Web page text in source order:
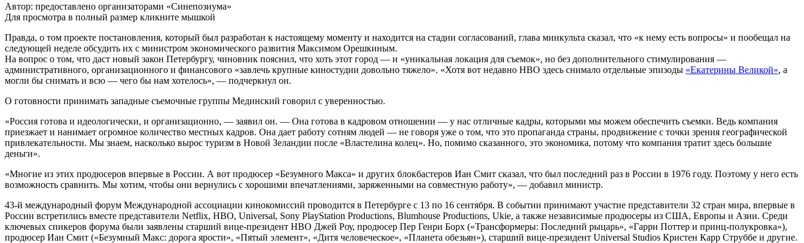
Автор: предоставлено организаторами «Синепозиума»
Для просмотра в полный размер кликните мышкой
Правда, о том проекте постановления, который был разработан к настоящему моменту и находится на стадии согласований, глава минкульта сказал, что «к нему есть вопросы» и пообещал на
следующей неделе обсудить их с министром экономического развития Максимом Орешкиным.
На вопрос о том, что даст новый закон Петербургу, чиновник пояснил, что хоть этот город — и «уникальная локация для съемок», но без дополнительного стимулирования —
административного, организационного и финансового «завлечь крупные киностудии довольно тяжело». «Хотя вот недавно НВО здесь снимало отдельные эпизоды «Екатерины Великой», а
могли бы снимать и всю — чего бы нам хотелось», — подчеркнул он.
О готовности принимать западные съемочные группы Мединский говорил с уверенностью.
«Россия готова и идеологически, и организационно, — заявил он. — Она готова в кадровом отношении — у нас отличные кадры, которыми мы можем обеспечить съемки. Ведь компания
приезжает и нанимает огромное количество местных кадров. Она дает работу сотням людей — не говоря уже о том, что это пропаганда страны, продвижение с точки зрения географической
привлекательности. Мы знаем, насколько вырос туризм в Новой Зеландии после «Властелина колец». Но, помимо сказанного, это экономика, потому что компания тратит здесь большие
деньги».
«Многие из этих продюсеров впервые в России. А вот продюсер «Безумного Макса» и других блокбастеров Иан Смит сказал, что был последний раз в России в 1976 году. Поэтому у него есть
возможность сравнить. Мы хотим, чтобы они вернулись с хорошими впечатлениями, заряженными на совместную работу», — добавил министр.
43-й международный форум Международной ассоциации кинокомиссий проводится в Петербурге с 13 по 16 сентября. В событии принимают участие представители 32 стран мира, впервые в
России встретились вместе представители Netflix, HBO, Universal, Sony PlayStation Productions, Blumhouse Productions, Ukie, а также независимые продюсеры из США, Европы и Азии. Среди
ключевых спикеров форума были заявлены старший вице-президент НВО Джей Роу, продюсер Пер Генри Борх («Трансформеры: Последний рыцарь», «Гарри Поттер и принц-полукровка»),
продюсер Иан Смит («Безумный Макс: дорога ярости», «Пятый элемент», «Дитя человеческое», «Планета обезьян»), старший вице-президент Universal Studios Кристен Карр Струббе и другие.